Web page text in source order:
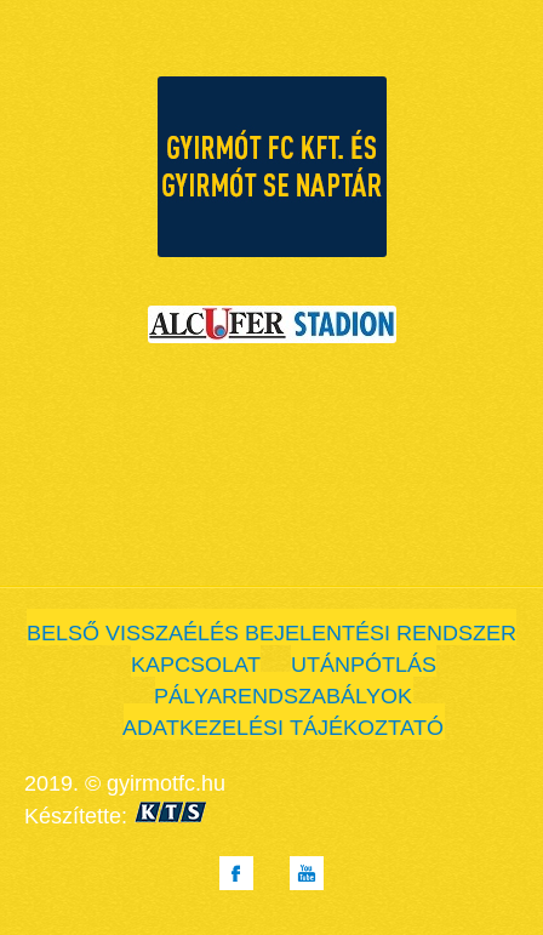
BELSŐ VISSZAÉLÉS BEJELENTÉSI RENDSZER
KAPCSOLAT
UTÁNPÓTLÁS
PÁLYARENDSZABÁLYOK
ADATKEZELÉSI TÁJÉKOZTATÓ
2019. © gyirmotfc.hu
Készítette: